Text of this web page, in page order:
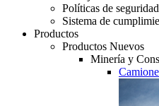
Políticas de
Sistema de
Productos
Productos Nuevos
Minería y